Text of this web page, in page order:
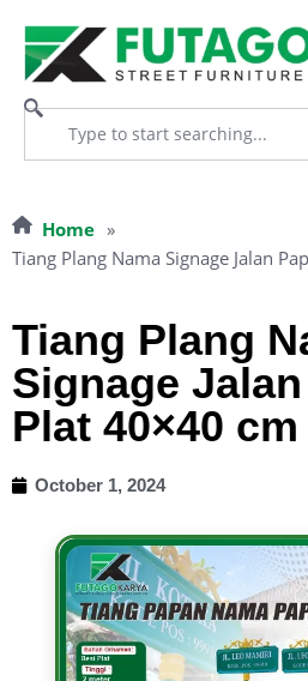
Home »
Tiang Plang Nama Signage Jalan
Tiang Plang
Signage
Plat 40×40 cm
October 1, 2024